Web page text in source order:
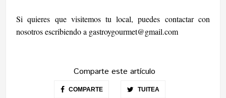
Si quieres que visitemos tu local, puedes contactar con
nosotros escribiendo a gastroygourmet@gmail.com
Comparte este artículo
COMPARTE TUITEA